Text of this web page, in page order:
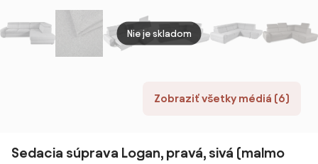
Zobraziť všetky médiá (6)
Nie je skladom
Sedacia súprava Logan, pravá, sivá (malmo